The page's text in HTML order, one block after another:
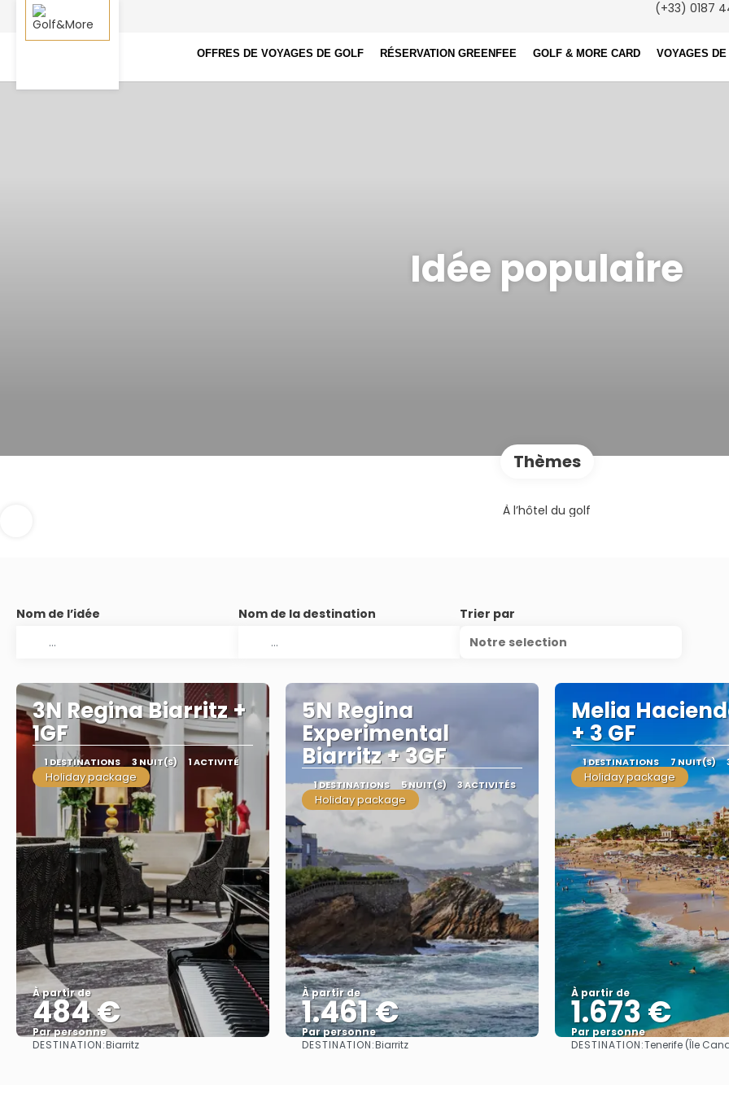
OFFRES DE VOYAGES DE GOLF RÉSERVATION GREENFEE GOLF & MORE CARD VOYAGES
(+33) 0187
Idée populaire
Thèmes
À l’hôtel du golf
Nom de l’idée Nom de la destination
Trier par
Notre selection
3N Regina Biarritz +
1GF
1 DESTINATIONS 3 NUIT(S) 1 ACTIVITÉ
Holiday package
À partir de
484 €
Par personne
Afficher
DESTINATION:Biarritz
5N Regina
Experimental
Biarritz + 3GF
1 DESTINATIONS 5 NUIT(S) 3 ACTIVITÉS
Holiday package
À partir de
1.461 €
Par personne
Afficher
DESTINATION:Biarritz
Melia
+ 3 GF
1 DESTINATIONS 7 NUIT(S)
Holiday package
À partir de
1.673 €
Par personne
Afficher
DESTINATION:Tenerife (Île